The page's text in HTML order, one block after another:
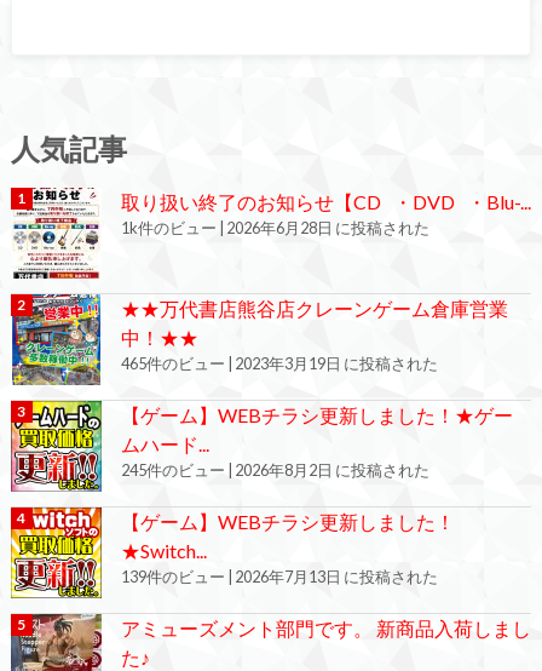
人気記事
取り扱い終了のお知らせ【CD ・DVD ・Blu-...
1k件のビュー | 2026年6月28日 に投稿された
★★万代書店熊谷店クレーンゲーム倉庫営業
中！★★
465件のビュー | 2023年3月19日 に投稿された
【ゲーム】WEBチラシ更新しました！★ゲー
ムハード...
245件のビュー | 2026年8月2日 に投稿された
【ゲーム】WEBチラシ更新しました！
★Switch...
139件のビュー | 2026年7月13日 に投稿された
アミューズメント部門です。 新商品入荷しまし
た♪